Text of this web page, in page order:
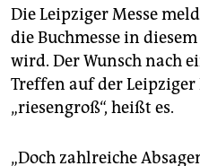
abo
genossenschaft
epaper login
Die Leipziger Messe
die Buchmesse in
wird. Der Wunsch nach
Treffen auf der Leipziger
„riesengroß“, heißt es.
„Doch zahlreiche